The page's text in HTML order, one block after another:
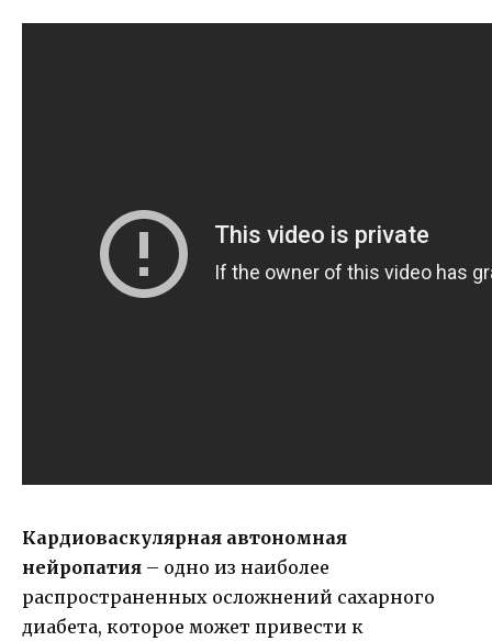
Кардиоваскулярная автономная
нейропатия – одно из наиболее
распространенных осложнений сахарного
диабета, которое может привести к